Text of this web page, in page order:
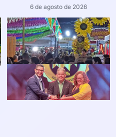
6 de agosto de 2026